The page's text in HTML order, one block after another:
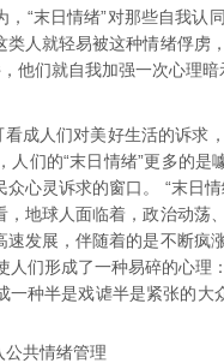
末日情绪”对那些自我认
人就轻易被这种情绪俘虏
他们就自我加强一次心理暗
人们对美好生活的诉求
们的“末日情绪”更多的是
心灵诉求的窗口。 “末日
地球人面临着，政治动荡
发展，伴随着的是不断疯
们形成了一种易碎的心理
种半是戏谑半是紧张的大
共情绪管理